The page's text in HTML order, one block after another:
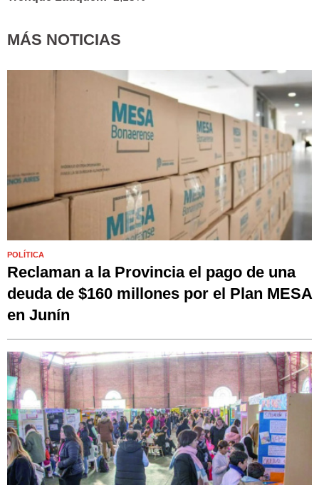
MÁS NOTICIAS
POLÍTICA
Reclaman a la Provincia el pago de una
deuda de $160 millones por el Plan MESA
en Junín